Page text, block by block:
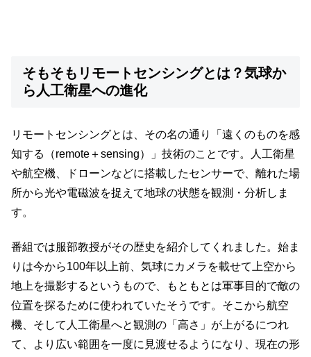
そもそもリモートセンシングとは？気球か
ら人工衛星への進化
リモートセンシングとは、その名の通り「遠くのものを感
知する（remote＋sensing）」技術のことです。人工衛星
や航空機、ドローンなどに搭載したセンサーで、離れた場
所から光や電磁波を捉えて地球の状態を観測・分析しま
す。
番組では服部教授がその歴史を紹介してくれました。始ま
りは今から100年以上前、気球にカメラを載せて上空から
地上を撮影するというもので、もともとは軍事目的で敵の
位置を探るために使われていたそうです。そこから航空
機、そして人工衛星へと観測の「高さ」が上がるにつれ
て、より広い範囲を一度に見渡せるようになり、現在の形